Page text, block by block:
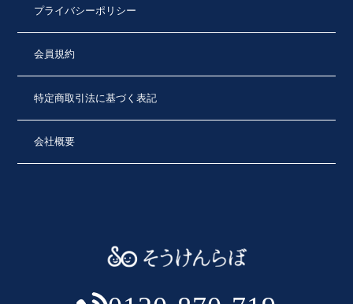
プライバシーポリシー
会員規約
特定商取引法に基づく表記
会社概要